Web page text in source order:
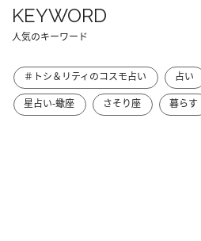
KEYWORD
人気のキーワード
＃トシ＆リティのコスモ占い 占い
星占い-蠍座
さそり座 暮らす